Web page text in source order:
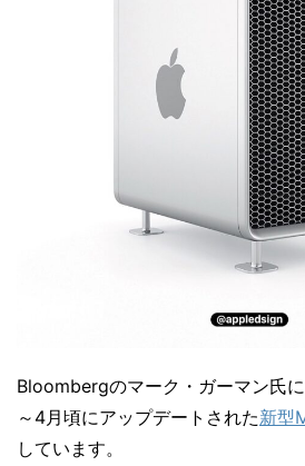
Bloombergのマーク・ガーマン氏
～4月頃にアップデートされた新型
しています。